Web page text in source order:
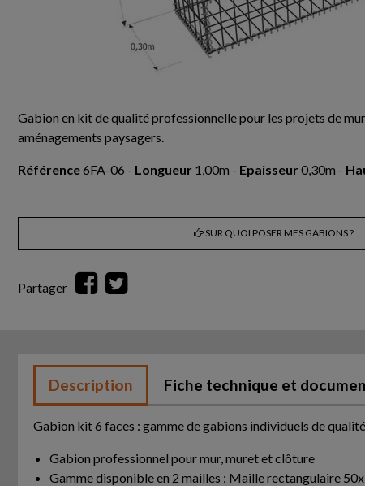
Gabion en kit de qualité professionnelle pour les projets de
aménagements paysagers.
Référence6FA-06 - Longueur 1,00m - Epaisseur 0,30m -
SUR QUOI POSER MES GABIONS ?
Partager
Description Fiche technique et
Gabion kit 6 faces : gamme de gabions individuels de
Gabion professionnel pour mur, muret et clôture
Gamme disponible en 2 mailles : Maille rectangulaire